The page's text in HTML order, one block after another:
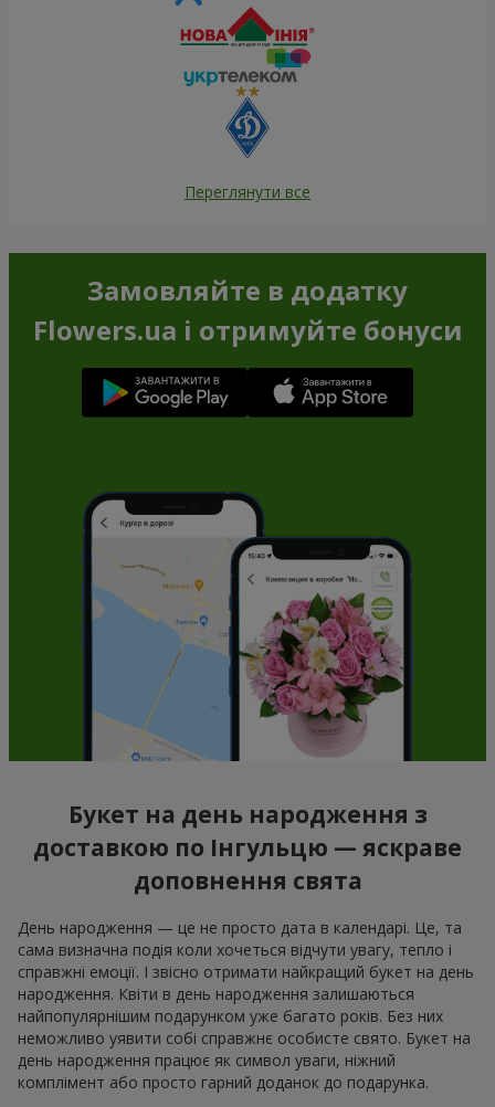
Переглянути все
Замовляйте в додатку
Flowers.ua і отримуйте бонуси
Букет на день народження з
доставкою по Інгульцю — яскраве
доповнення свята
День народження — це не просто дата в календарі. Це, та
сама визначна подія коли хочеться відчути увагу, тепло і
справжні емоції. І звісно отримати найкращий букет на день
народження. Квіти в день народження залишаються
найпопулярнішим подарунком уже багато років. Без них
неможливо уявити собі справжнє особисте свято. Букет на
день народження працює як символ уваги, ніжний
комплімент або просто гарний доданок до подарунка.